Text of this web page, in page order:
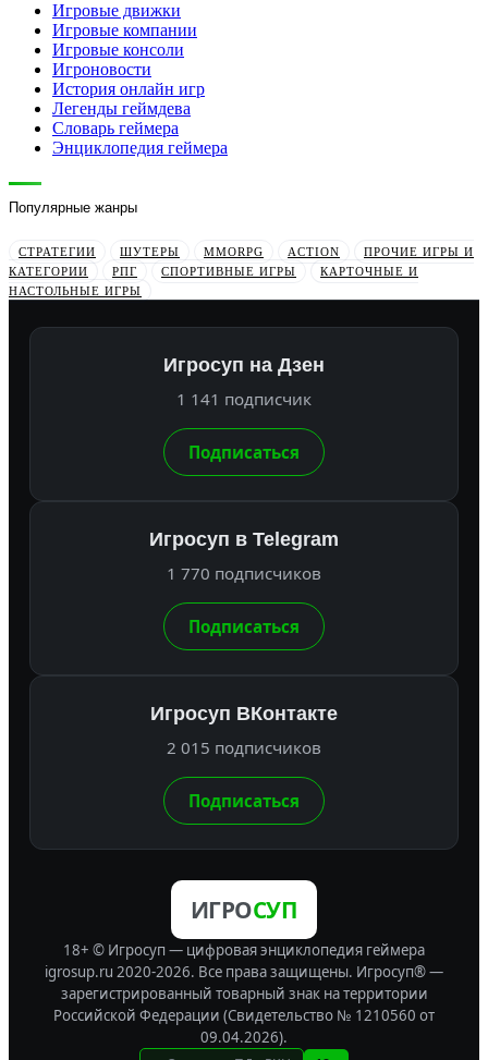
Игровые движки
Игровые компании
Игровые консоли
Игроновости
История онлайн игр
Легенды геймдева
Словарь геймера
Энциклопедия геймера
Популярные жанры
СТРАТЕГИИ ШУТЕРЫ MMORPG ACTION
ПРОЧИЕ ИГРЫ И
КАТЕГОРИИ
РПГ СПОРТИВНЫЕ ИГРЫ
КАРТОЧНЫЕ И
НАСТОЛЬНЫЕ ИГРЫ
Игросуп на Дзен
1 141 подписчик
Подписаться
Игросуп в Telegram
1 770 подписчиков
Подписаться
Игросуп ВКонтакте
2 015 подписчиков
Подписаться
ИГРОСУП
18+ © Игросуп — цифровая энциклопедия геймера
igrosup.ru 2020-2026. Все права защищены. Игросуп® —
зарегистрированный товарный знак на территории
Российской Федерации (Свидетельство № 1210560 от
09.04.2026).